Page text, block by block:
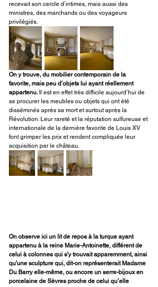
recevait son cercle d’intimes, mais aussi des
ministres, des marchands ou des voyageurs
privilégiés.
On y trouve, du mobilier contemporain de la
favorite, mais peu d’objets lui ayant réellement
appartenu.
Il est en effet très difficile aujourd’hui de
se procurer les meubles ou objets qui ont été
disséminés après sa mort et surtout après la
Révolution. Leur rareté et la réputation sulfureuse et
internationale de la dernière favorite de Louis XV
font grimper les prix et rendent compliquée leur
acquisition par le château.
On observe ici un lit de repos à la turque ayant
appartenu à la reine Marie-Antoinette, différent de
celui à colonnes qui s'y trouvait apparemment, ainsi
qu'une sculpture qui, dit-on représenterait Madame
Du Barry elle-même, ou encore un serre-bijoux en
porcelaine de Sèvres proche de celui qu’elle